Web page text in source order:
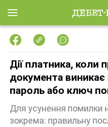
Дії платника, коли
документа виникає
пароль або ключ
Для усунення помилки
зокрема: правильну